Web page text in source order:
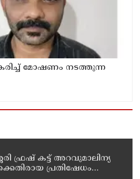
മോഷണം നടത്തുന്ന
ഫ്രഷ് കട്ട് അറവുമാലിന്യ
പ്രതിഷേധം